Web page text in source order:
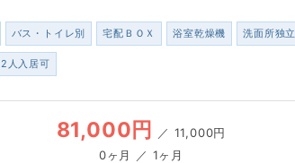
バス・トイレ別 宅配ＢＯＸ 浴室乾燥機 洗面所独立
2人入居可
81,000円 ／ 11,000円
0ヶ月 ／ 1ヶ月